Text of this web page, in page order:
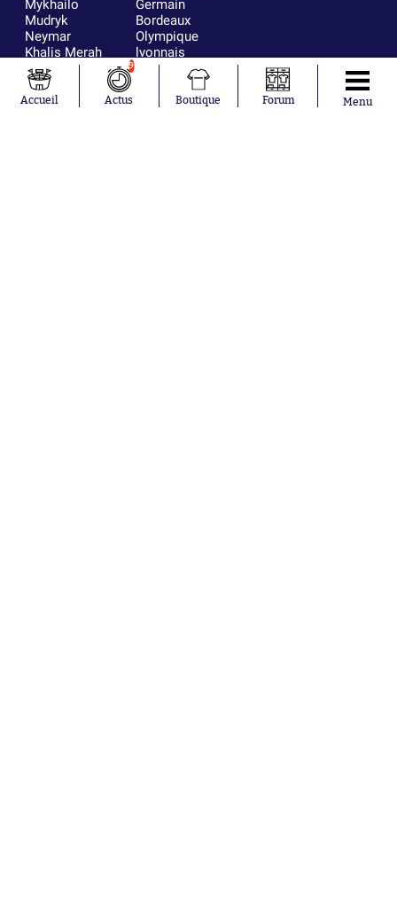
Mykhailo
Mudryk
Neymar
Khalis Merah
Loïs Openda
Moussa
Niakhaté
Germain
Bordeaux
Olympique
lyonnais
FIFA
Real Madrid
RC Strasbourg
Accueil
9
Actus Boutique Forum Menu